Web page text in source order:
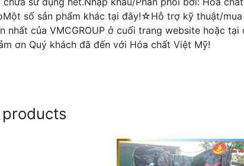
số sản phẩm khác tại đây!☆Hỗ trợ kỹ thuật/
nhất của VMCGROUP ở cuối trang website hoặc tại
ơn Quý khách đã đến với Hóa chất Việt Mỹ!